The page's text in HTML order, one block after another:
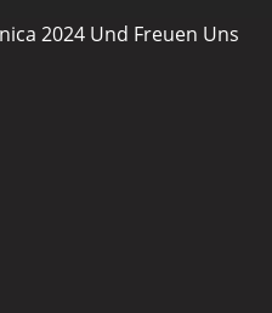
2024 Und Freuen Uns